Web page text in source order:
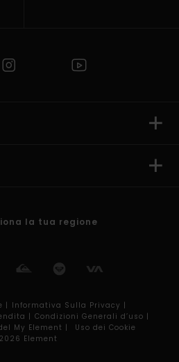
la tua regione
| Informativa Sulla Privacy |
| Condizioni Generali d’uso |
My Element |
Uso dei Cookie
Element